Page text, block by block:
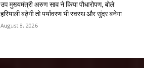
उप मुख्यमंत्री अरुण साव ने किया पौधारोपण, बोले
हरियाली बढ़ेगी तो पर्यावरण भी स्वस्थ और सुंदर बनेगा
August 8, 2026